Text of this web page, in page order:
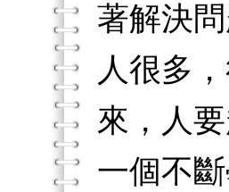
著解決
人很多
來，人
一個不